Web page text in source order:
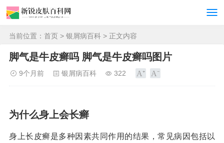
当前位置： 首页 > 银屑病百科 > 正文内容
脚气是牛皮癣吗 脚气是牛皮癣吗图片
9个月前 银屑病百科 322
为什么身上会长癣
身上长皮癣是多种因素共同作用的结果，常见病因包括以